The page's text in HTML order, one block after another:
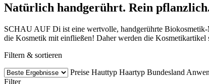
Natürlich handgerührt. Rein
SCHAU AUF Di ist eine wertvolle, handgerührte Biokosmetik-
die Kosmetik mit einfließen! Daher werden die Kosmetikartikel
Filtern & sortieren
Preise Hauttyp Haartyp Bundesland
Filter